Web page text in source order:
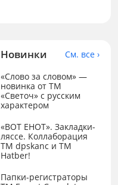
Новинки
См. все ›
«Слово за словом» —
новинка от ТМ
«Светоч» с русским
характером
«ВОТ ЕНОТ». Закладки-
ляссе. Коллаборация
TM dpskanc и ТМ
Hatber!
Папки-регистраторы